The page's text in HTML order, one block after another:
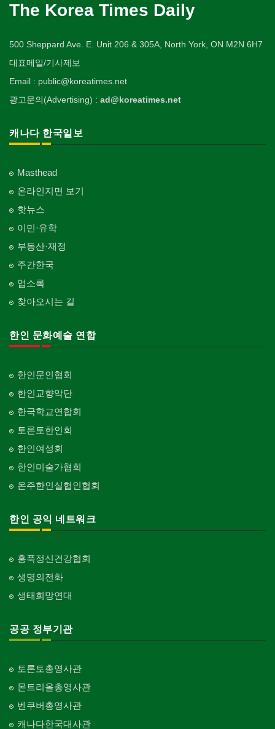
The Korea Times Daily
500 Sheppard Ave. E. Unit 206 & 305A, North York, ON M2N 6H7
대표메일/기사제보
Email : public@koreatimes.net
광고문의(Advertising) : ad@koreatimes.net
캐나다 한국일보
Masthead
온라인지면 보기
핫뉴스
이민·유학
부동산·재정
주간한국
업소록
찾아오시는 길
한인 문화예술 연합
한인문인협회
한인교향악단
한국학교연합회
토론토한인회
한인여성회
한인미술가협회
온주한인실협인협회
한인 공익 네트워크
홍푹정신건강협회
생명의전화
생태희망연대
공공 정부기관
토론토총영사관
몬트리올총영사관
벤쿠버총영사관
캐나다한국대사관